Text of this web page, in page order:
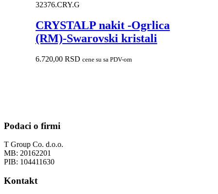
32376.CRY.G
CRYSTALP nakit -Ogrlica
(RM)-Swarovski kristali
6.720,00 RSD cene su sa PDV-om
Podaci o firmi
T Group Co. d.o.o.
MB: 20162201
PIB: 104411630
Kontakt